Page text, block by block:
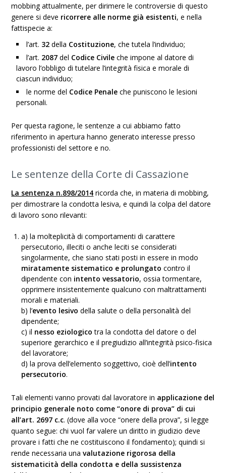
mobbing attualmente, per dirimere le controversie di questo
genere si deve ricorrere alle norme già esistenti, e nella
fattispecie a:
l’art. 32 della Costituzione, che tutela l’individuo;
l’art. 2087 del Codice Civile che impone al datore di
lavoro l’obbligo di tutelare l’integrità fisica e morale di
ciascun individuo;
le norme del Codice Penale che puniscono le lesioni
personali.
Per questa ragione, le sentenze a cui abbiamo fatto
riferimento in apertura hanno generato interesse presso
professionisti del settore e no.
Le sentenze della Corte di Cassazione
La sentenza n.898/2014 ricorda che, in materia di mobbing,
per dimostrare la condotta lesiva, e quindi la colpa del datore
di lavoro sono rilevanti:
a) la molteplicità di comportamenti di carattere
persecutorio, illeciti o anche leciti se considerati
singolarmente, che siano stati posti in essere in modo
miratamente sistematico e prolungato contro il
dipendente con intento vessatorio, ossia tormentare,
opprimere insistentemente qualcuno con maltrattamenti
morali e materiali.
b) l’evento lesivodella salute o della personalità del
dipendente;
c) il nesso eziologico tra la condotta del datore o del
superiore gerarchico e il pregiudizio all’integrità psico-fisica
del lavoratore;
d) la prova dell’elemento soggettivo, cioè dell’intento
persecutorio.
Tali elementi vanno provati dal lavoratore in applicazione del
principio generale noto come “onore di prova” di cui
all’art. 2697 c.c. (dove alla voce “onere della prova”, si legge
quanto segue: chi vuol far valere un diritto in giudizio deve
provare i fatti che ne costituiscono il fondamento); quindi si
rende necessaria unavalutazione rigorosa della
sistematicità della condotta e della sussistenza